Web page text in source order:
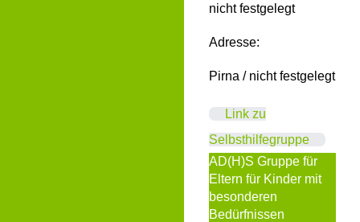
nicht festgelegt
Adresse:
Pirna / nicht festgelegt
Link zu
Selbsthilfegruppe
AD(H)S Gruppe für
Eltern für Kinder mit
besonderen
Bedürfnissen